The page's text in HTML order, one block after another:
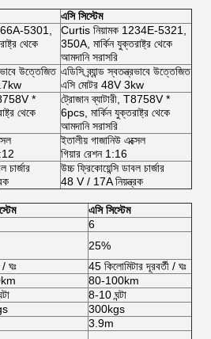
এসি সিস্টেম
5301,
থেকে
Curtis নিয়ামক 1234E-5321,
350A, মার্কিন যুক্তরাষ্ট্র থেকে
আমদানি সরাসরি
উত্তেজিত এডিসি ব্র্যান্ড স্বতন্ত্রভাবে উত্তেজিত
এসি মোটর 48V 3kw
*
থেকে
ট্রোজান ব্যাটারী, T8758V *
6pcs, মার্কিন যুক্তরাষ্ট্র থেকে
আমদানি সরাসরি
ইতালীয় গাজানিউ এক্সেল
গিয়ার রেশন 1:16
চার্জার
উচ্চ ফ্রিকোয়েন্সি ডাবল চার্জার
48 V / 17A নিয়ন্ত্রক
এসি সিস্টেম
6
25%
ঘঃ
45 কিলোমিটার দূরবর্তী / ঘঃ
80-100km
8-10 ঘন্টা
300kgs
3.9m